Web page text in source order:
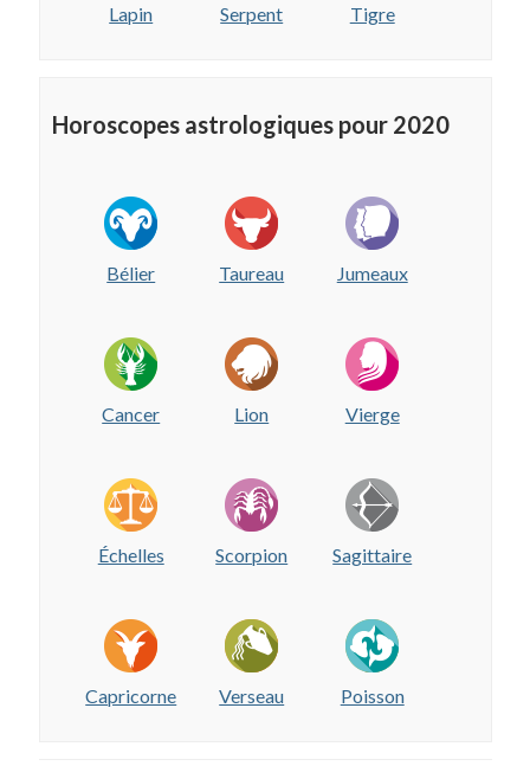
Lapin Serpent Tigre
Horoscopes astrologiques pour 2020
Bélier Taureau Jumeaux
Cancer Lion Vierge
Échelles Scorpion Sagittaire
Capricorne Verseau Poisson